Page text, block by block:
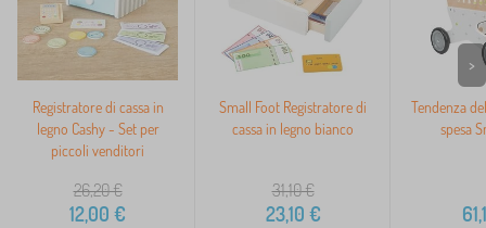
Registratore di cassa in
legno Cashy - Set per
piccoli venditori
26,20€
12,00 €
Small Foot Registratore di
cassa in legno bianco
31,10€
23,10 €
Tendenza
spesa
>